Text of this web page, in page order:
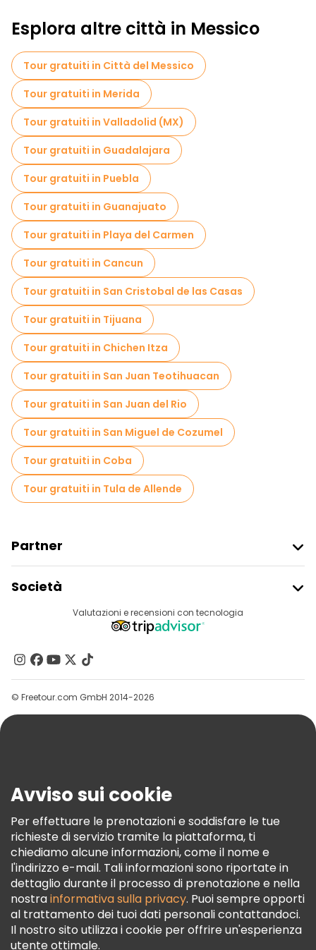
Esplora altre città in Messico
Tour gratuiti in Città del Messico
Tour gratuiti in Merida
Tour gratuiti in Valladolid (MX)
Tour gratuiti in Guadalajara
Tour gratuiti in Puebla
Tour gratuiti in Guanajuato
Tour gratuiti in Playa del Carmen
Tour gratuiti in Cancun
Tour gratuiti in San Cristobal de las Casas
Tour gratuiti in Tijuana
Tour gratuiti in Chichen Itza
Tour gratuiti in San Juan Teotihuacan
Tour gratuiti in San Juan del Rio
Tour gratuiti in San Miguel de Cozumel
Tour gratuiti in Coba
Tour gratuiti in Tula de Allende
Partner
Accesso Del Fornitore
Programma Di Affiliazione
Società
Destinazioni
Contattaci
Gruppi
Aiuto
Termini E Condizioni
Informativa Sui Cookie
Freetour Premi
Programma Di Fidelizzazione
Valutazioni e recensioni con tecnologia
© Freetour.com GmbH 2014-2026
Avviso sui cookie
Per effettuare le prenotazioni e soddisfare le tue
richieste di servizio tramite la piattaforma, ti
chiediamo alcune informazioni, come il nome e
l'indirizzo e-mail. Tali informazioni sono riportate in
dettaglio durante il processo di prenotazione e nella
nostrainformativa sulla privacy. Puoi sempre opporti
al trattamento dei tuoi dati personali contattandoci.
Il nostro sito utilizza i cookie per offrire un'esperienza
utente ottimale.